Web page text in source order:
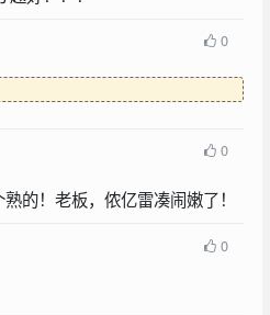
0
0
的！老板，侬亿雷凑闹嫩了！
0